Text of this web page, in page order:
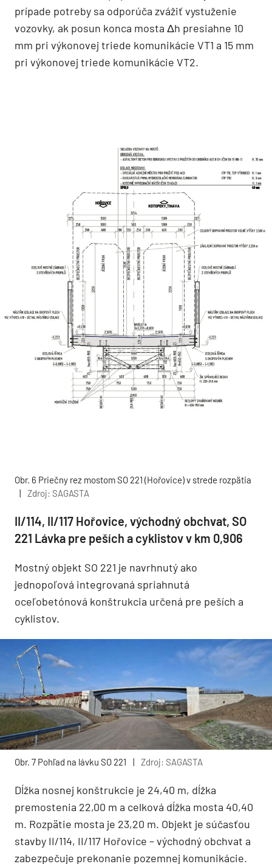
prípade potreby sa odporúča zvážiť vystuženie
vozovky, ak posun konca mosta Δh presiahne 10
mm pri výkonovej triede komunikácie VT1 a 15 mm
pri výkonovej triede komunikácie VT2.
Obr. 6 Priečny rez mostom SO 221 (Hořovice) v strede rozpätia
|
Zdroj: SAGASTA
II/114, II/117 Hořovice, východný obchvat, SO
221 Lávka pre peších a cyklistov v km 0,906
Mostný objekt SO 221 je navrhnutý ako
jednopoľová integrovaná spriahnutá
oceľobetónová konštrukcia určená pre peších a
cyklistov.
Obr. 7 Pohľad na lávku SO 221 | Zdroj: SAGASTA
Dĺžka nosnej konštrukcie je 24,40 m, dĺžka
premostenia 22,00 m a celková dĺžka mosta 40,40
m. Rozpätie mosta je 23,20 m. Objekt je súčasťou
stavby II/114, II/117 Hořovice – východný obchvat a
zabezpečuje prekonanie pozemnej komunikácie.